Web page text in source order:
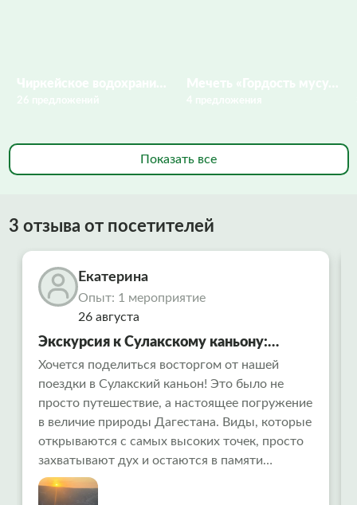
Показать все
3 отзыва от посетителей
Екатерина
Опыт: 1 мероприятие
26 августа
Экскурсия к Сулакскому каньону:
незабываемый тур из Махачкалы и
Каспийска
Хочется поделиться восторгом от нашей
поездки в Сулакский каньон! Это было не
просто путешествие, а настоящее погружение
в величие природы Дагестана. Виды, которые
открываются с самых высоких точек, просто
захватывают дух и остаются в памяти
навсегда. Отдельная и огромная
благодарность нашему экскурсоводу Мадине!